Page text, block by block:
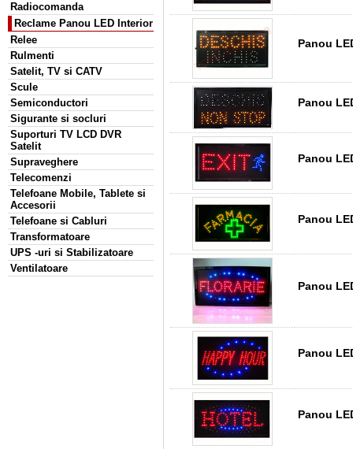
Radiocomanda
Reclame Panou LED Interior
Relee
Rulmenti
Satelit, TV si CATV
Scule
Semiconductori
Sigurante si socluri
Suporturi TV LCD DVR
Satelit
Supraveghere
Telecomenzi
Telefoane Mobile, Tablete si
Accesorii
Telefoane si Cabluri
Transformatoare
UPS -uri si Stabilizatoare
Ventilatoare
Panou
Panou
Panou
Panou
Panou
Panou
Panou